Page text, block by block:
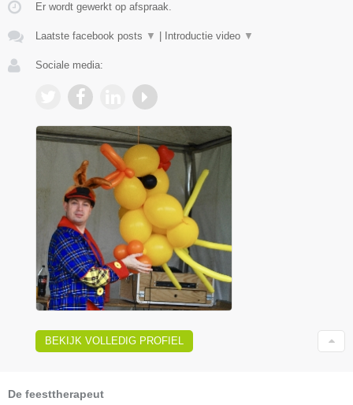
Er wordt gewerkt op afspraak.
Laatste facebook posts ▼ Introductie video ▼
Sociale media:
BEKIJK VOLLEDIG PROFIEL
De feesttherapeut